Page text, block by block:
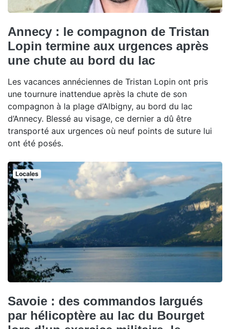
Annecy : le compagnon de Tristan
Lopin termine aux urgences après
une chute au bord du lac
Les vacances annéciennes de Tristan Lopin ont pris
une tournure inattendue après la chute de son
compagnon à la plage d’Albigny, au bord du lac
d’Annecy. Blessé au visage, ce dernier a dû être
transporté aux urgences où neuf points de suture lui
ont été posés.
Locales
Savoie : des commandos largués
par hélicoptère au lac du Bourget